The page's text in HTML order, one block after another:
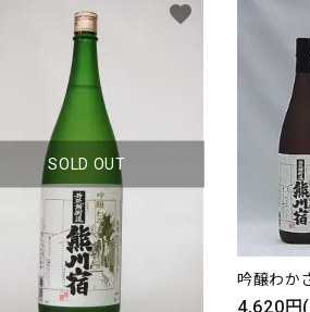
SOLD OUT
favorite
吟醸わ
4,620円